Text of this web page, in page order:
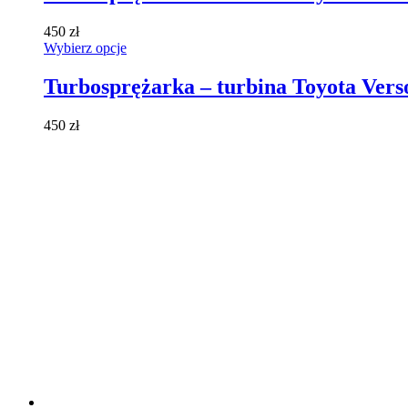
można
na
stronie
450 zł
Wybierz opcjeTen
wiele
Turbosprężarka – turbina Toyota
450 zł